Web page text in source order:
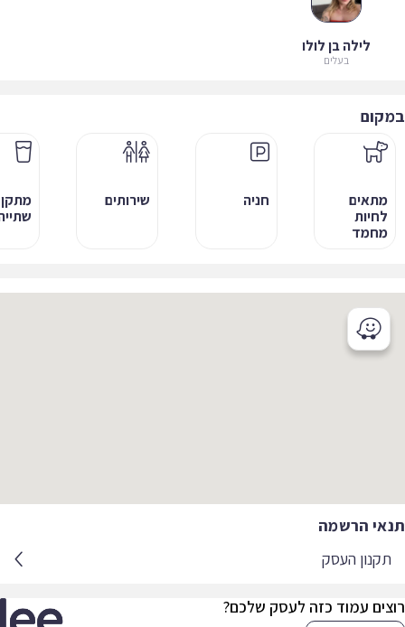
לילה בן לולו
בעלים
מתאים
לחיות
מחמד
חניה שירותים
מתקן
שתייה
הרשמה
תקנון העסק
עמוד כזה לעסק שלכם?